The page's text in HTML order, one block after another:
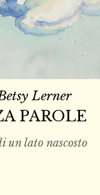
Lerner
PAROLE
un lato nascosto